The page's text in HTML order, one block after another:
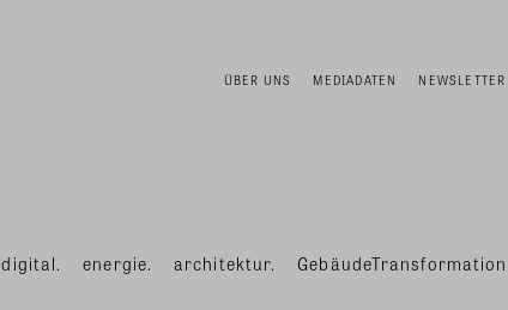
ÜBER UNS MEDIADATEN NEWSLETTER
digital. energie. architektur. GebäudeTransformation